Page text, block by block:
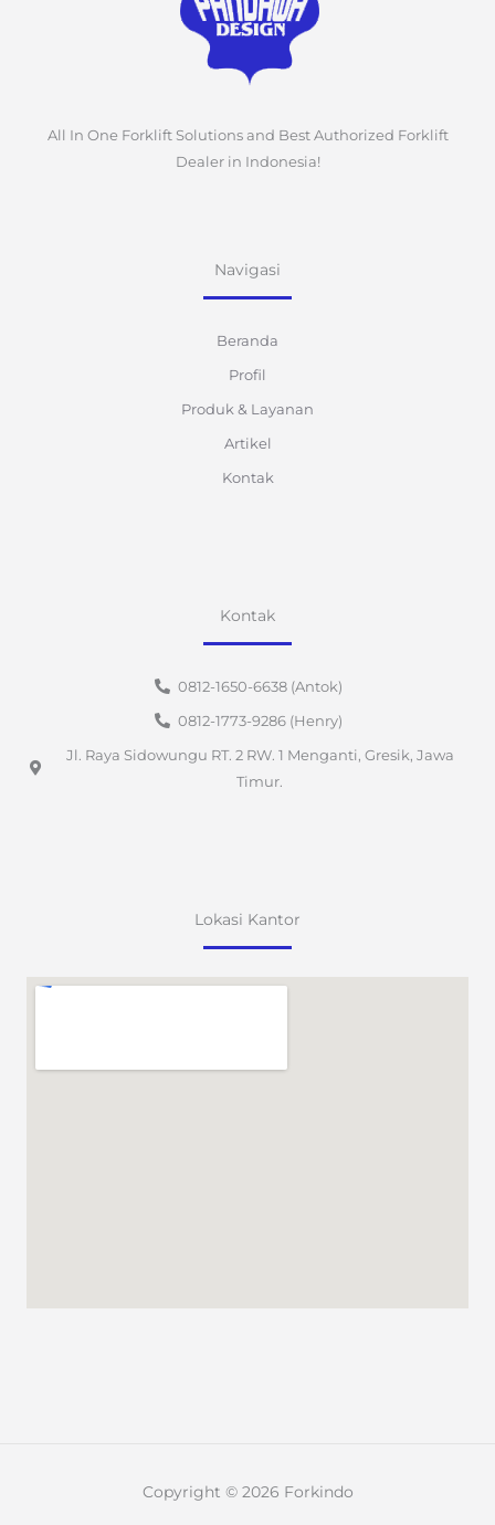
All In One Forklift Solutions and Best Authorized Forklift
Dealer in Indonesia!
Navigasi
Beranda
Profil
Produk & Layanan
Artikel
Kontak
Kontak
0812-1650-6638 (Antok)
0812-1773-9286 (Henry)
Jl. Raya Sidowungu RT. 2 RW. 1 Menganti, Gresik, Jawa
Timur.
Lokasi Kantor
Copyright © 2026 Forkindo